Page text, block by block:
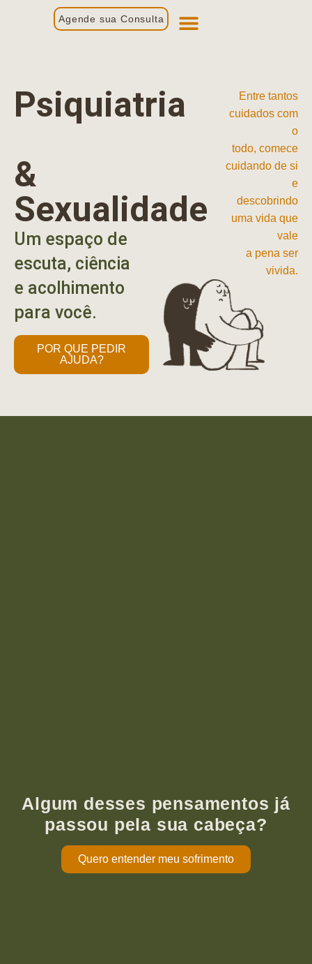
Agende sua Consulta
Psiquiatria
&
Sexualidade
Um espaço de
escuta, ciência
e acolhimento
para você.
POR QUE PEDIR
AJUDA?
Entre tantos
cuidados com
o
todo, comece
cuidando de si
e
descobrindo
uma vida que
vale
a pena ser
vivida.
Algum desses pensamentos já
passou pela sua cabeça?
Quero entender meu sofrimento